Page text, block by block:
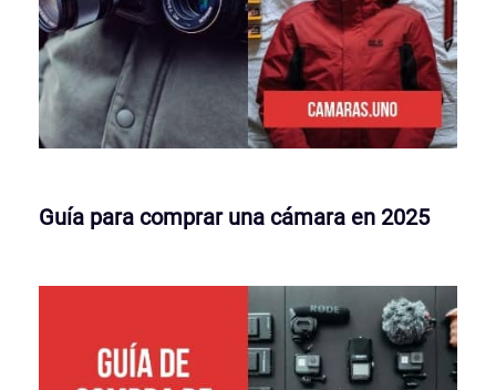
Guía para comprar una cámara en 2025